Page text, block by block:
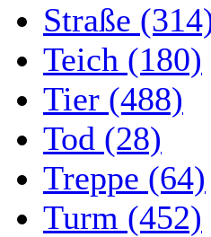
Straße
Teich (180)
Tier (488)
Tod (28)
Treppe (64)
Turm (452)